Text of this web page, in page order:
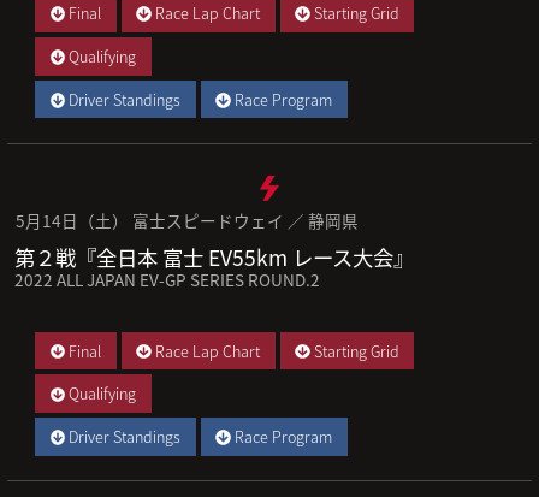
Final Race Lap Chart
Starting Grid
Qualifying
Driver Standings
Race Program
5月14日（土） 富士スピードウェイ ／ 静岡県
第２戦『全日本 富士 EV55km レース大会』
2022 ALL JAPAN EV-GP SERIES ROUND.2
Final Race Lap Chart
Starting Grid
Qualifying
Driver Standings
Race Program